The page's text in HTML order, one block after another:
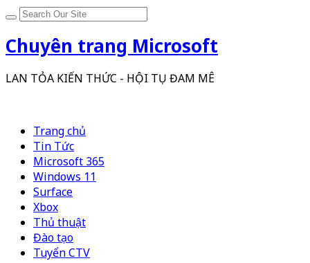
Chuyên trang Microsoft
LAN TỎA KIẾN THỨC - HỘI TỤ ĐAM MÊ
Trang chủ
Tin Tức
Microsoft 365
Windows 11
Surface
Xbox
Thủ thuật
Đào tạo
Tuyển CTV